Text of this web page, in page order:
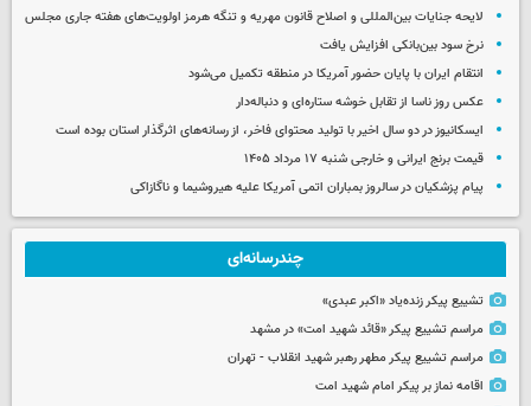
لایحه جنایات بین‌المللی و اصلاح قانون مهریه و تنگه هرمز اولویت‌های هفته جاری مجلس
نرخ سود بین‌بانکی افزایش یافت
انتقام ایران با پایان حضور آمریکا در منطقه تکمیل می‌شود
عکس روز ناسا از تقابل خوشه ستاره‌ای و دنباله‌دار
ایسکانیوز در دو سال اخیر با تولید محتوای فاخر، از رسانه‌های اثرگذار استان بوده است
قیمت برنج ایرانی و خارجی شنبه ۱۷ مرداد ۱۴۰۵
پیام پزشکیان در سالروز بمباران اتمی آمریکا علیه هیروشیما و ناگازاکی
چندرسانه‌ای
تشییع پیکر زنده‌یاد «اکبر عبدی»
مراسم تشییع پیکر «قائد شهید امت» در مشهد
مراسم تشییع پیکر مطهر رهبر شهید انقلاب - تهران
اقامه نماز بر پیکر امام شهید امت